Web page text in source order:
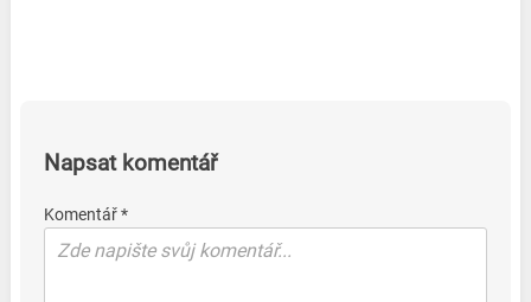
Napsat komentář
Komentář *